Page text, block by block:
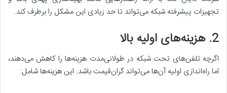
تجهیزات پیشرفته شبکه می‌تواند تا حد زیادی این مشکل را برطرف کند.
2. هزینه‌های اولیه بالا
اگرچه تلفن‌های تحت شبکه در طولانی‌مدت هزینه‌ها را کاهش می‌دهند،
اما راه‌اندازی اولیه آن‌ها می‌تواند گران‌قیمت باشد. این هزینه‌ها شامل: